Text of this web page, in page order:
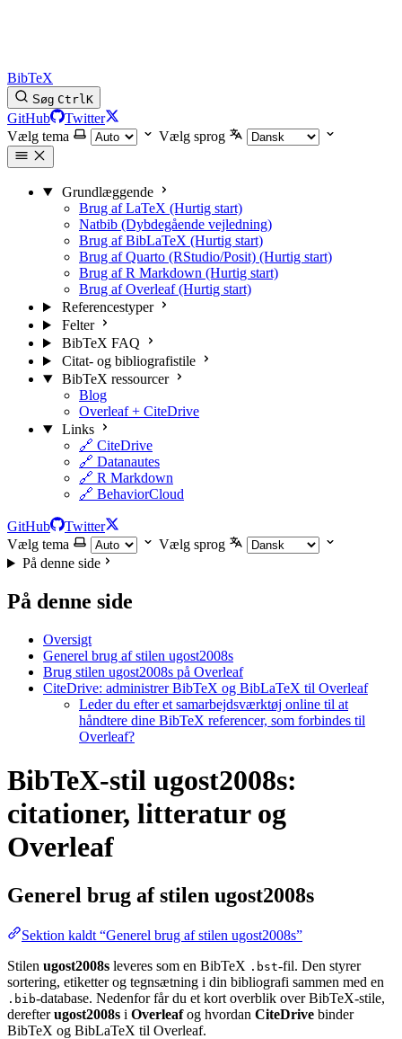
BibTeX
Søg CtrlK
GitHub
Twitter
Vælg tema
Vælg sprog
Grundlæggende
Brug af LaTeX (Hurtig start)
Natbib (Dybdegående vejledning)
Brug af BibLaTeX (Hurtig start)
Brug af Quarto (RStudio/Posit) (Hurtig start)
Brug af R Markdown (Hurtig start)
Brug af Overleaf (Hurtig start)
Referencestyper
Felter
BibTeX FAQ
Citat- og bibliografistile
BibTeX ressourcer
Blog
Overleaf + CiteDrive
Links
🔗 CiteDrive
🔗 Datanautes
🔗 R Markdown
🔗 BehaviorCloud
GitHub
Twitter
Vælg tema
Vælg sprog
På denne side
På denne side
Oversigt
Generel brug af stilen ugost2008s
Brug stilen ugost2008s på Overleaf
CiteDrive: administrer BibTeX og BibLaTeX til Overleaf
Leder du efter et samarbejdsværktøj online til at
håndtere dine BibTeX referencer, som forbindes til
Overleaf?
BibTeX-stil ugost2008s:
citationer, litteratur og
Overleaf
Generel brug af stilen ugost2008s
Sektion kaldt “Generel brug af stilen ugost2008s”
Stilen ugost2008s leveres som en BibTeX .bst-fil. Den styrer
sortering, etiketter og tegnsætning i din bibliografi sammen med en
.bib-database. Nedenfor får du et kort overblik over BibTeX-stile,
derefterugost2008s i Overleafog hvordan CiteDrive binder
BibTeX og BibLaTeX til Overleaf.